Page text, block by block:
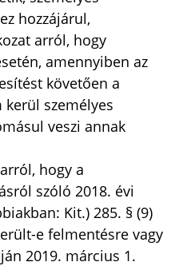
hozzájárul,
arról, hogy
amennyiben az
követően a
kerül személyes
veszi annak
hogy a
szóló 2018. évi
Kit.) 285. § (9)
e felmentésre vagy
2019. március 1.